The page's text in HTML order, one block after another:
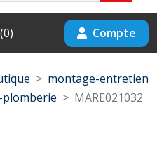
(0) Compte
montage-entretien
plomberie
MARE021032